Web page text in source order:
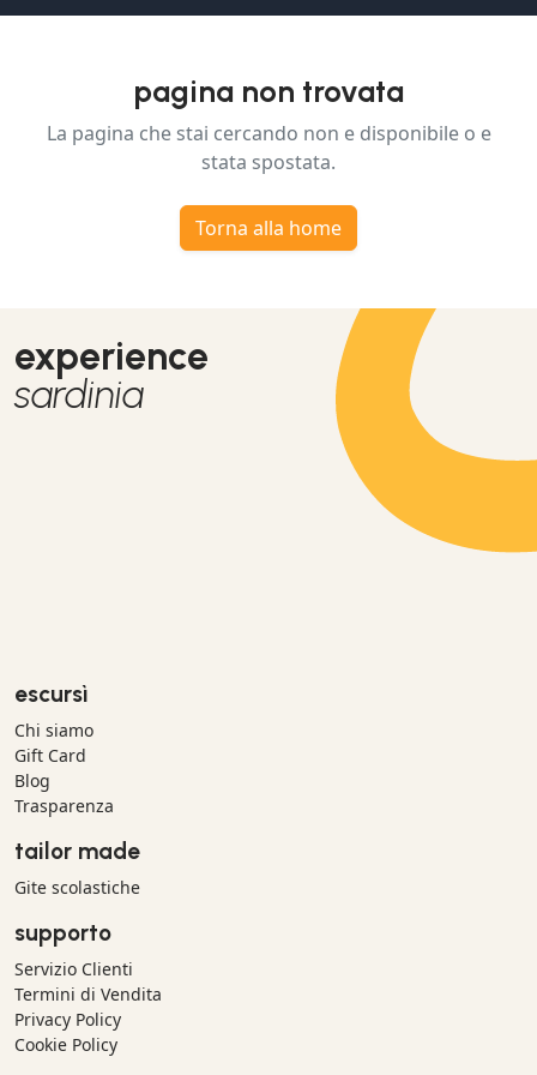
pagina non trovata
La pagina che stai cercando non e disponibile o e
stata spostata.
Torna alla home
experience
sardinia
escursì
Chi siamo
Gift Card
Blog
Trasparenza
tailor made
Gite scolastiche
supporto
Servizio Clienti
Termini di Vendita
Privacy Policy
Cookie Policy